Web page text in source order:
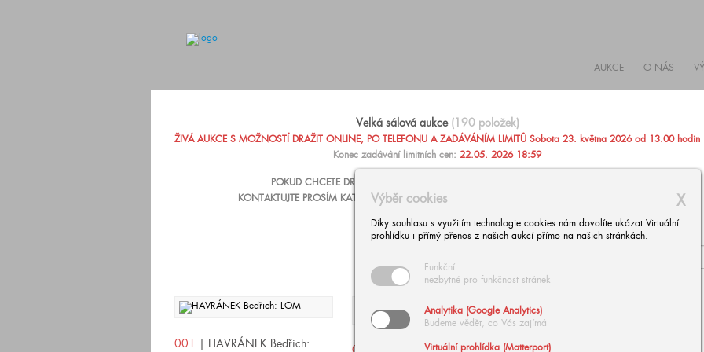
AUKCE O NÁS
X
Výběr cookies
Díky souhlasu s využitím technologie cookies nám dovolíte ukázat Virtuální
prohlídku i přímý přenos z našich aukcí přímo na našich stránkách.
Funkční
nezbytné pro funkčnost stránek
Analytika (Google Analytics)
Budeme vědět, co Vás zajímá
Virtuální prohlídka (Matterport)
Velká sálová aukce (190 položek)
ŽIVÁ AUKCE S MOŽNOSTÍ DRAŽIT ONLINE, PO TELEFONU A ZADÁVÁNÍM LIMITŮ Sobota 23. května 2026 od 13.00 hodin
Konec zadávání limitních cen: 22.05. 2026 18:59
POKUD CHCETE DRAŽIT PO TELEFONU NEBO ZADAT PEVNOU LIMITNÍ CENU
KONTAKTUJTE PROSÍM KATARÍNU ZÁRUBOVOU, +420 602 293 023,
001 | HAVRÁNEK Bedřich: